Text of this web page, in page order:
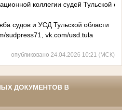
коллегии судей Тульской
судов и УСД Тульской области
sudpress71, vk.com/usd.tula
опубликовано 24.04.2026 10:21 (МСК)
ДОКУМЕНТОВ В